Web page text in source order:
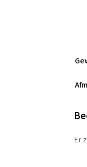
Er